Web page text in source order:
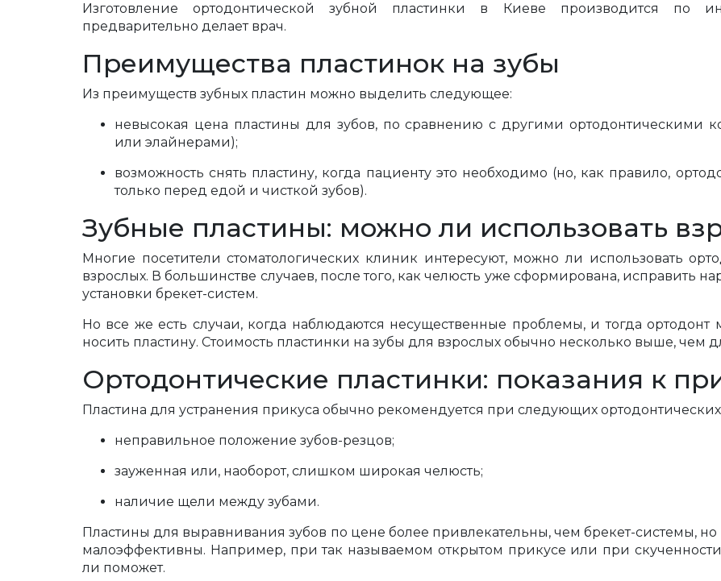
Изготовление ортодонтической зубной пластинки в Киеве производится по
предварительно делает врач.
Преимущества пластинок на зубы
Из преимуществ зубных пластин можно выделить следующее:
невысокая цена пластины для зубов, по сравнению с другими ортодонтическими
или элайнерами);
возможность снять пластину, когда пациенту это необходимо (но, как правило,
только перед едой и чисткой зубов).
Зубные пластины: можно ли использовать
Многие посетители стоматологических клиник интересуют, можно ли использовать
взрослых. В большинстве случаев, после того, как челюсть уже сформирована, исправить
установки брекет-систем.
Но все же есть случаи, когда наблюдаются несущественные проблемы, и тогда ортодонт
носить пластину. Стоимость пластинки на зубы для взрослых обычно несколько выше, чем
Ортодонтические пластинки: показания к
Пластина для устранения прикуса обычно рекомендуется при следующих
неправильное положение зубов-резцов;
зауженная или, наоборот, слишком широкая челюсть;
наличие щели между зубами.
Пластины для выравнивания зубов по цене более привлекательны, чем брекет-системы,
малоэффективны. Например, при так называемом открытом прикусе или при
ли поможет.